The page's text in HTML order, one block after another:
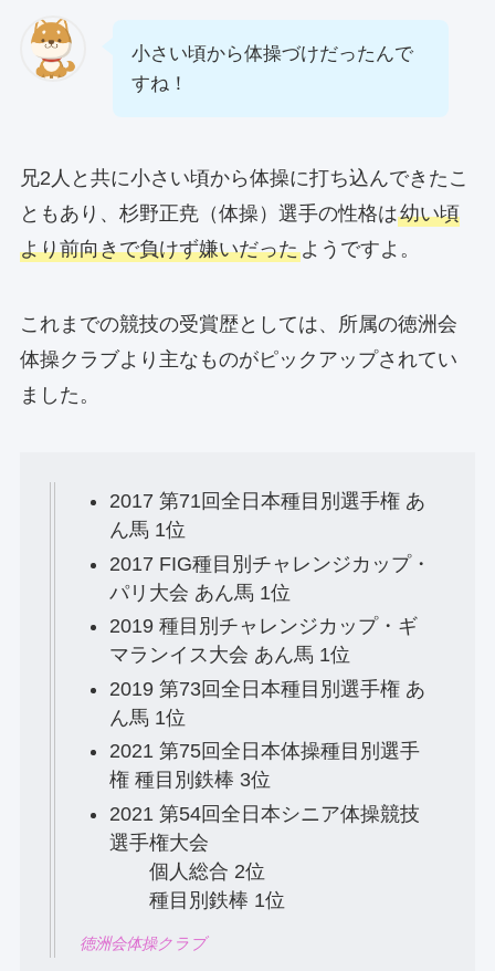
小さい頃から体操づけだったんで
すね！
兄2人と共に小さい頃から体操に打ち込んできたこ
ともあり、杉野正尭（体操）選手の性格は幼い頃
より前向きで負けず嫌いだったようですよ。
これまでの競技の受賞歴としては、所属の徳洲会
体操クラブより主なものがピックアップされてい
ました。
2017 第71回全日本種目別選手権 あ
ん馬 1位
2017 FIG種目別チャレンジカップ・
パリ大会 あん馬 1位
2019 種目別チャレンジカップ・ギ
マランイス大会 あん馬 1位
2019 第73回全日本種目別選手権 あ
ん馬 1位
2021 第75回全日本体操種目別選手
権 種目別鉄棒 3位
2021 第54回全日本シニア体操競技
選手権大会
個人総合 2位
種目別鉄棒 1位
徳洲会体操クラブ